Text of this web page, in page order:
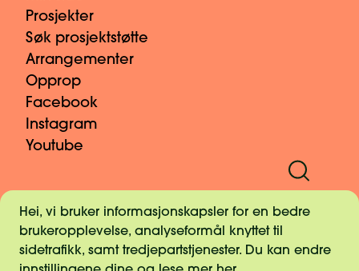
Hei, vi bruker informasjonskapsler for en bedre
brukeropplevelse, analyseformål knyttet til
sidetrafikk, samt tredjepartstjenester. Du kan endre
Prosjekter
Søk prosjektstøtte
Arrangementer
Opprop
Facebook
Instagram
Youtube
Informasjonskapsler
Pressekontakt
Personvern
Vilkår og retningslinjer for gaver